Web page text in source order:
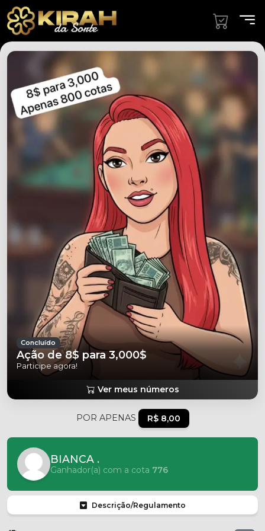
Concluído
Ação de 8$ para 3,000$
Participe agora!
Ver meus números
POR APENAS R$ 8,00
BIANCA .
Ganhador(a) com a cota 776
Descrição/Regulamento